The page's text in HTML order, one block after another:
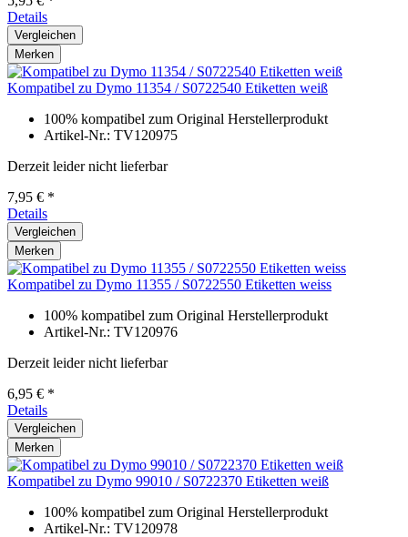
Details
Vergleichen
Merken
Kompatibel zu Dymo 11354 / S0722540 Etiketten weiß
100% kompatibel zum Original Herstellerprodukt
Artikel-Nr.: TV120975
Derzeit leider nicht lieferbar
7,95 € *
Details
Vergleichen
Merken
Kompatibel zu Dymo 11355 / S0722550 Etiketten weiss
100% kompatibel zum Original Herstellerprodukt
Artikel-Nr.: TV120976
Derzeit leider nicht lieferbar
6,95 € *
Details
Vergleichen
Merken
Kompatibel zu Dymo 99010 / S0722370 Etiketten weiß
100% kompatibel zum Original Herstellerprodukt
Artikel-Nr.: TV120978